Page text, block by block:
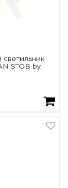
светильник
STOB by